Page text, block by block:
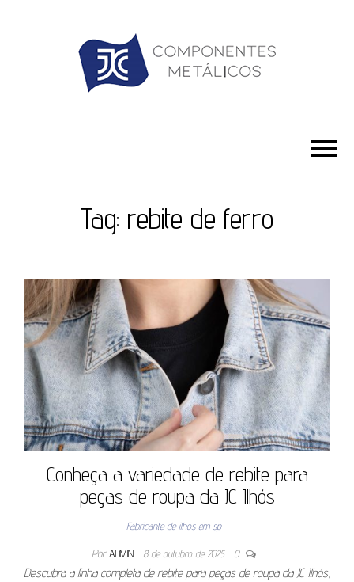
Tag: rebite de ferro
Conheça a variedade de rebite para
peças de roupa da JC Ilhós
Fabricante de ilhos em sp
Por ADMIN 8 de outubro de 2025 0
Descubra a linha completa de rebite para peças de roupa da JC Ilhós,